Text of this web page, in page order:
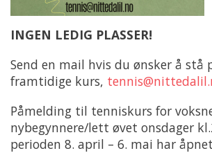
INGEN LEDIG PLASSER!
Send en mail hvis du ønsker å stå
framtidige kurs,
Påmelding til tenniskurs for
nybegynnere/lett øvet onsdager
perioden 8. april – 6. mai har